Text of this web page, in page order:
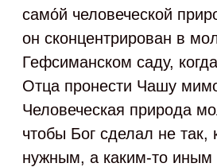
само́й человеческой
он сконцентрирован в
Гефсиманском саду,
Отца пронести Чашу
Человеческая природа
чтобы Бог сделал не так,
нужным, а каким-то